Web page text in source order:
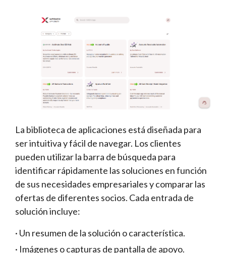
La biblioteca de aplicaciones está diseñada para
ser intuitiva y fácil de navegar. Los clientes
pueden utilizar la barra de búsqueda para
identificar rápidamente las soluciones en función
de sus necesidades empresariales y comparar las
ofertas de diferentes socios. Cada entrada de
solución incluye:
· Un resumen de la solución o característica.
· Imágenes o capturas de pantalla de apoyo.